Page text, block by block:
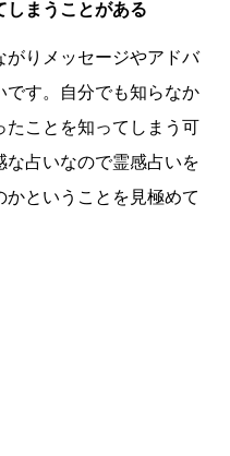
しまうことがある
がりメッセージやアドバ
です。自分でも知らなか
たことを知ってしまう可
占いなので霊感占いを
ということを見極めて